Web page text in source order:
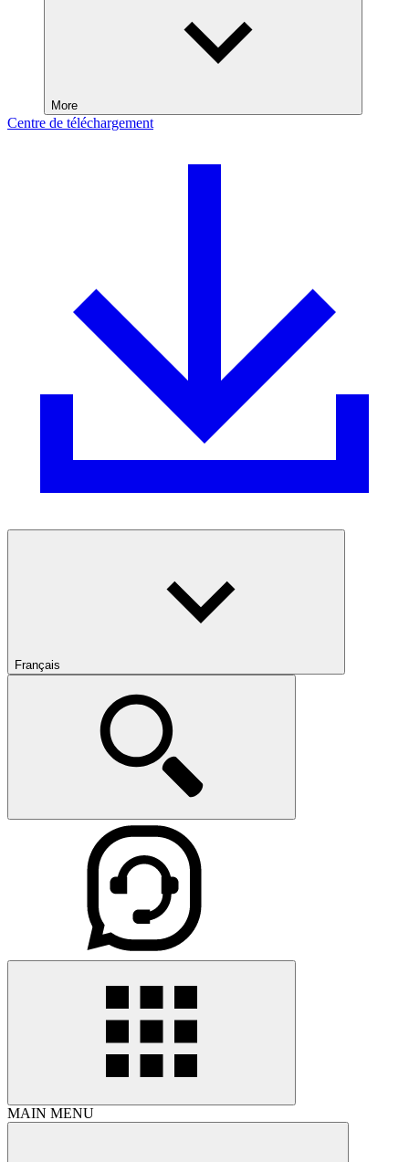
More
Centre de téléchargement
Français
MAIN MENU